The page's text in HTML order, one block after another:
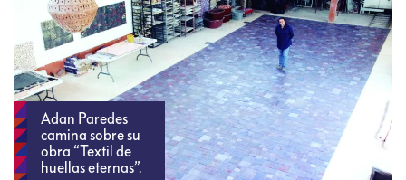
Adan Paredes
camina sobre su
obra “Textil de
huellas eternas”.